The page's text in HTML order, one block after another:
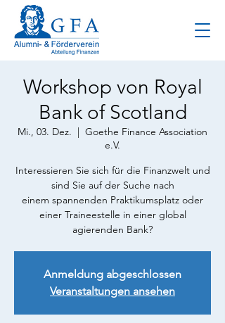
Workshop von Royal
Bank of Scotland
Mi., 03. Dez.
  |
Goethe Finance Association
e.V.
Interessieren Sie sich für die Finanzwelt und
sind Sie auf der Suche nach
einem spannenden Praktikumsplatz oder
einer Traineestelle in einer global
agierenden Bank?
Anmeldung abgeschlossen
Veranstaltungen ansehen